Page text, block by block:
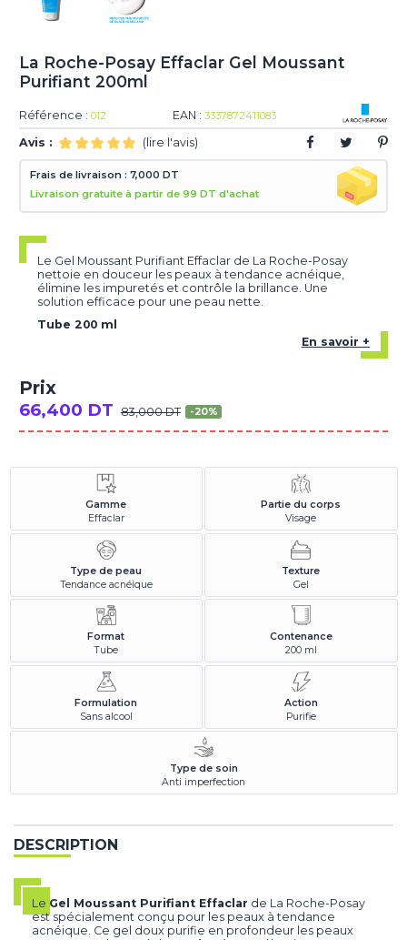
La Roche-Posay Effaclar Gel Moussant
Purifiant 200ml
Référence : 012 EAN : 3337872411083
Avis : (lire l'avis)
Frais de livraison : 7,000 DT
Livraison gratuite à partir de 99 DT d'achat
Le Gel Moussant Purifiant Effaclar de La Roche-Posay
nettoie en douceur les peaux à tendance acnéique,
élimine les impuretés et contrôle la brillance. Une
solution efficace pour une peau nette.
Tube 200 ml
En savoir +
Prix
66,400 DT 83,000 DT -20%
Gamme
Effaclar
Partie du corps
Visage
Type de peau
Tendance acnéique
Texture
Gel
Format
Tube
Contenance
200 ml
Formulation
Sans alcool
Action
Purifie
Type de soin
Anti imperfection
DESCRIPTION
Le Gel Moussant Purifiant Effaclar de La Roche-Posay
est spécialement conçu pour les peaux à tendance
acnéique. Ce gel doux purifie en profondeur les peaux